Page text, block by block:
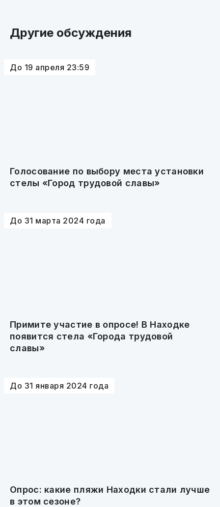
Другие обсуждения
До 19 апреля 23:59
Голосование по выбору места установки
стелы «Город трудовой славы»
До 31 марта 2024 года
Примите участие в опросе! В Находке
появится стела «Города трудовой
славы»
До 31 января 2024 года
Опрос: какие пляжи Находки стали лучше
в этом сезоне?